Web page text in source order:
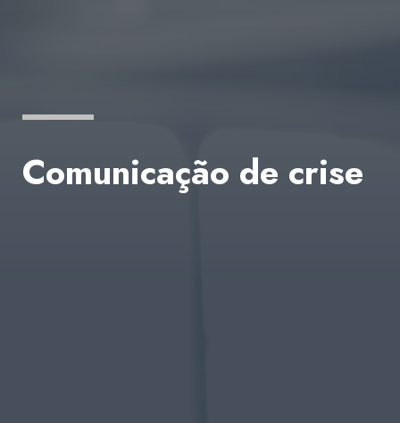
Comunicação de crise